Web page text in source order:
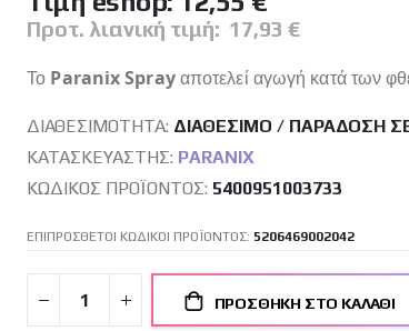
Προτ. λιανική τιμή: 17,93 €
Το Paranix Sprayαποτελεί αγωγή κατά των
ΔΙΑΘΕΣΙΜΌΤΗΤΑ: ΔΙΑΘΈΣΙΜΟ / ΠΑΡΆΔΟΣΗ
ΚΑΤΑΣΚΕΥΑΣΤΉΣ: PARANIX
ΚΩΔΙΚΌΣ ΠΡΟΪΌΝΤΟΣ 5400951003733
ΕΠΙΠΡΟΣΘΕΤΟΙ ΚΩΔΙΚΟΙ ΠΡΟΪΟΝΤΟΣ: 5206469002042
ΠΡΟΣΘΉΚΗ ΣΤΟ ΚΑΛΆΘΙ